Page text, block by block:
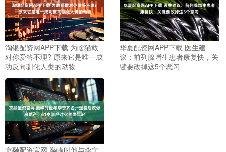
淘银配资网APP下载 为啥猫敢
对你爱答不理? 原来它是唯一成
功反向驯化人类的动物
华夏配资网APP下载 医生建
议：前列腺增生患者康复快，关
键要改掉这5个恶习